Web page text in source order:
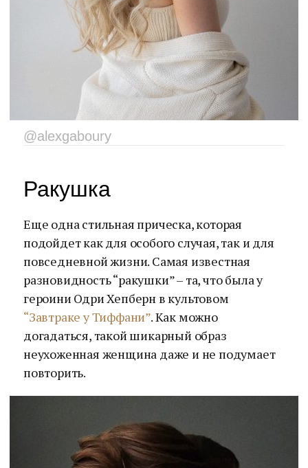
@alexgaboury
Ракушка
Еще одна стильная прическа, которая
подойдет как для особого случая, так и для
повседневной жизни. Самая известная
разновидность “ракушки” – та, что была у
героини Одри Хепберн в культовом
“Завтраке у Тиффани”. Как можно
догадаться, такой шикарный образ
неухоженная женщина даже и не подумает
повторить.